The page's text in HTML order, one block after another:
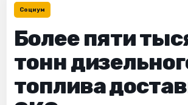
Социум
Более пяти
тонн
топлива